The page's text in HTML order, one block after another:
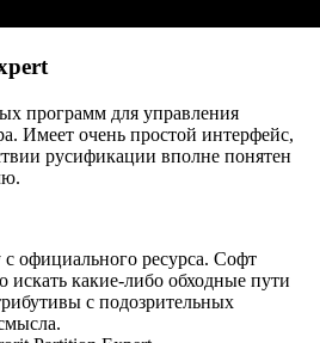
программ для управления
Имеет очень простой интерфейс,
русификации вполне понятен
официального ресурса. Софт
искать какие-либо обходные пути
с подозрительных